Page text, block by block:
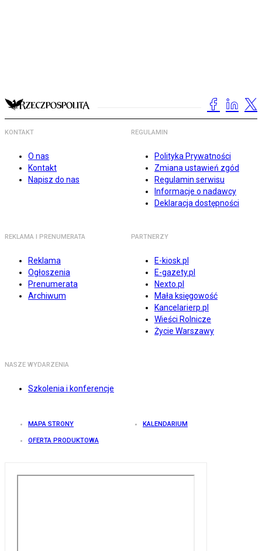
KONTAKT
O nas
Kontakt
Napisz do nas
REGULAMIN
Polityka Prywatności
Zmiana ustawień zgód
Regulamin serwisu
Informacje o nadawcy
Deklaracja dostępności
REKLAMA I PRENUMERATA
Reklama
Ogłoszenia
Prenumerata
Archiwum
PARTNERZY
E-kiosk.pl
E-gazety.pl
Nexto.pl
Mała księgowość
Kancelarierp.pl
Wieści Rolnicze
Życie Warszawy
NASZE WYDARZENIA
Szkolenia i konferencje
MAPA STRONY KALENDARIUM
OFERTA PRODUKTOWA